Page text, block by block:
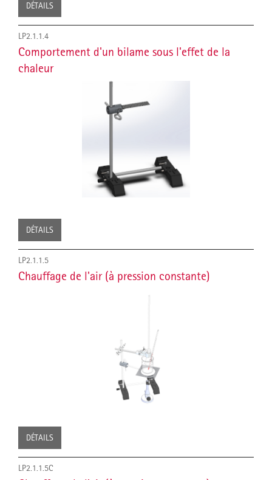
DÉTAILS
LP2.1.1.4
Comportement d'un bilame sous l'effet de la
chaleur
DÉTAILS
LP2.1.1.5
Chauffage de l'air (à pression constante)
DÉTAILS
LP2.1.1.5C